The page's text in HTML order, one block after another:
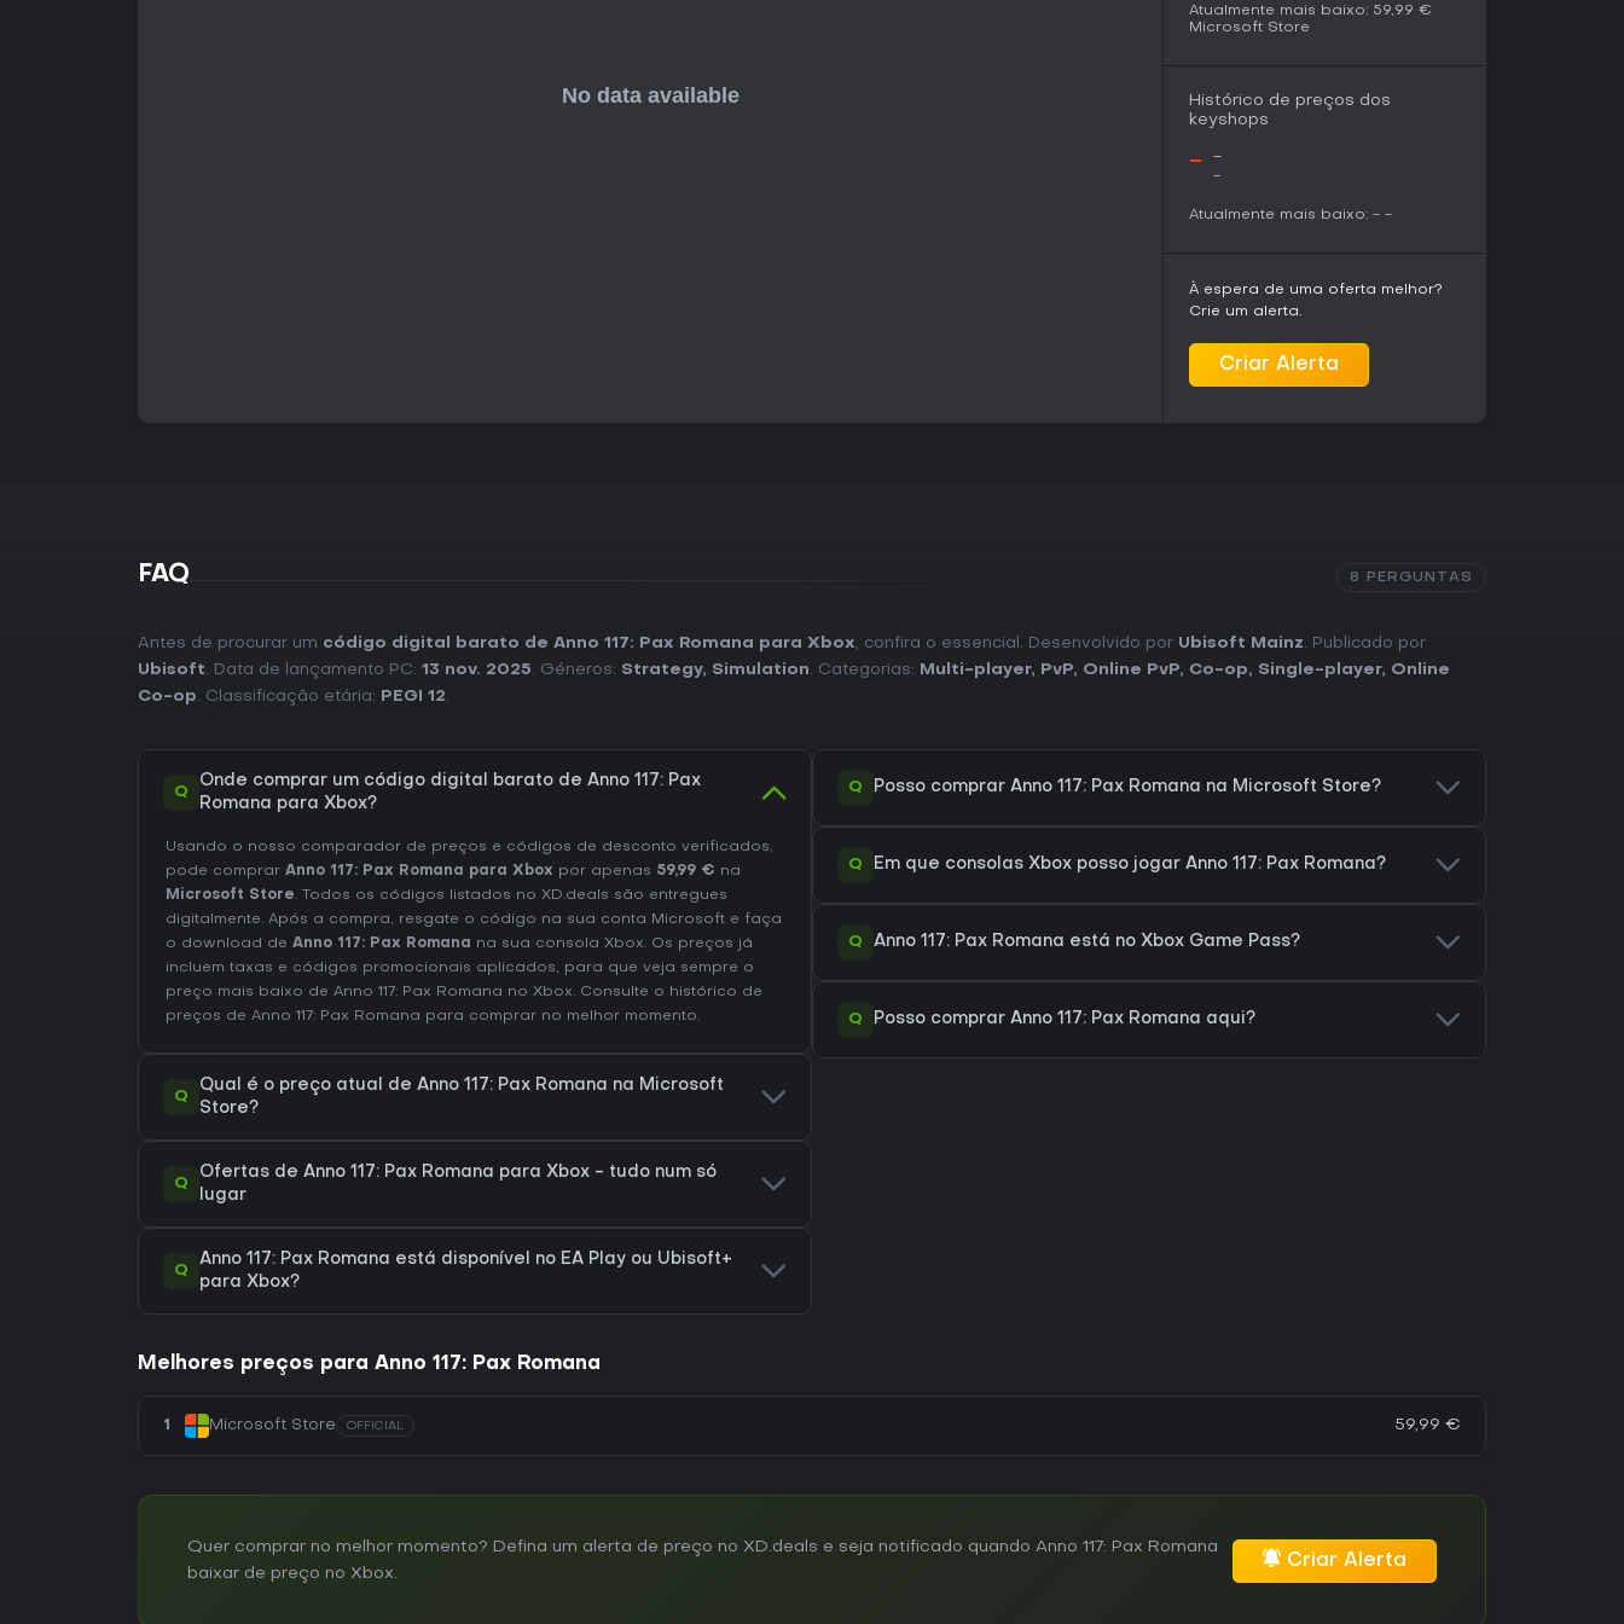
Atualmente mais baixo: 59,99 €
Microsoft Store
Histórico de preços dos
keyshops
- -
-
Atualmente mais baixo: - -
À espera de uma oferta melhor?
Crie um alerta.
Criar Alerta
FAQ 8 PERGUNTAS
Antes de procurar um código digital barato de Anno 117: Pax Romana para Xbox, confira o essencial. Desenvolvido por Ubisoft Mainz. Publicado por
Ubisoft. Data de lançamento PC: 13 nov. 2025. Géneros: Strategy, Simulation. Categorias: Multi-player, PvP, Online PvP, Co-op, Single-player, Online
Co-op. Classificação etária: PEGI 12.
Q
Onde comprar um código digital barato de Anno 117: Pax
Romana para Xbox?
Usando o nosso comparador de preços e códigos de desconto verificados,
pode comprar Anno 117: Pax Romana para Xbox por apenas 59,99 € na
Microsoft Store. Todos os códigos listados no XD.deals são entregues
digitalmente. Após a compra, resgate o código na sua conta Microsoft e faça
o download de Anno 117: Pax Romana na sua consola Xbox. Os preços já
incluem taxas e códigos promocionais aplicados, para que veja sempre o
preço mais baixo de Anno 117: Pax Romana no Xbox. Consulte o histórico de
preços de Anno 117: Pax Romana para comprar no melhor momento.
Q
Qual é o preço atual de Anno 117: Pax Romana na Microsoft
Store?
Q
Ofertas de Anno 117: Pax Romana para Xbox - tudo num só
lugar
Q
Anno 117: Pax Romana está disponível no EA Play ou Ubisoft+
para Xbox?
Q Posso comprar Anno 117: Pax Romana na Microsoft Store?
Q Em que consolas Xbox posso jogar Anno 117: Pax Romana?
Q Anno 117: Pax Romana está no Xbox Game Pass?
Q Posso comprar Anno 117: Pax Romana aqui?
Melhores preços para Anno 117: Pax Romana
1 Microsoft Store OFFICIAL 59,99 €
Quer comprar no melhor momento? Defina um alerta de preço no XD.deals e seja notificado quando Anno 117: Pax Romana
baixar de preço no Xbox.
Criar Alerta